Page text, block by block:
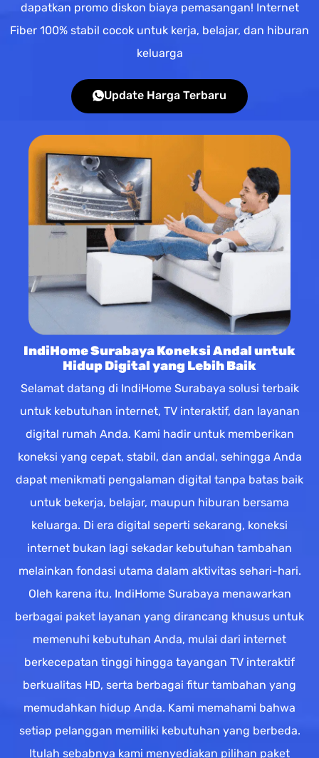
dapatkan promo diskon biaya pemasangan! Internet
Fiber 100% stabil cocok untuk kerja, belajar, dan hiburan
keluarga
Update Harga Terbaru
IndiHome Surabaya Koneksi Andal untuk
Hidup Digital yang Lebih Baik
Selamat datang di IndiHome Surabaya solusi terbaik
untuk kebutuhan internet, TV interaktif, dan layanan
digital rumah Anda. Kami hadir untuk memberikan
koneksi yang cepat, stabil, dan andal, sehingga Anda
dapat menikmati pengalaman digital tanpa batas baik
untuk bekerja, belajar, maupun hiburan bersama
keluarga. Di era digital seperti sekarang, koneksi
internet bukan lagi sekadar kebutuhan tambahan
melainkan fondasi utama dalam aktivitas sehari-hari.
Oleh karena itu, IndiHome Surabaya menawarkan
berbagai paket layanan yang dirancang khusus untuk
memenuhi kebutuhan Anda, mulai dari internet
berkecepatan tinggi hingga tayangan TV interaktif
berkualitas HD, serta berbagai fitur tambahan yang
memudahkan hidup Anda. Kami memahami bahwa
setiap pelanggan memiliki kebutuhan yang berbeda.
Itulah sebabnya kami menyediakan pilihan paket